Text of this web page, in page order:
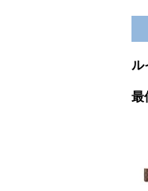
ル
最